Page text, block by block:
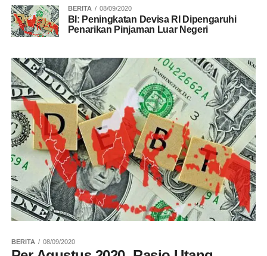
BERITA 08/09/2020
BI: Peningkatan Devisa RI Dipengaruhi
Penarikan Pinjaman Luar Negeri
BERITA 08/09/2020